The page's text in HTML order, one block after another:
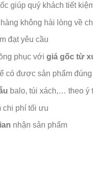
giúp quý khách tiết
không hài lòng về
đạt yêu cầu
phục vớigiá gốc từ
có được sản phẩm
balo, túi xách,… theo ý
chi phí tối ưu
nhận sản phẩm